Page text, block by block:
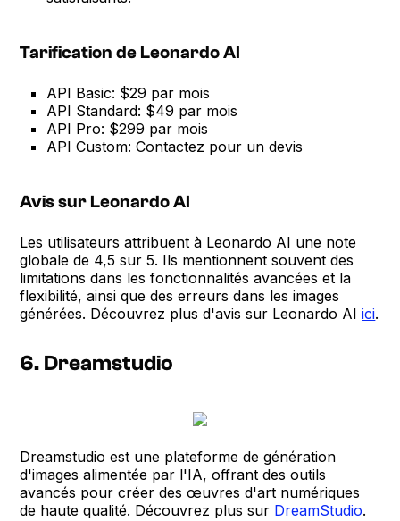
Tarification de Leonardo AI
API Basic: $29 par mois
API Standard: $49 par mois
API Pro: $299 par mois
API Custom: Contactez pour un devis
Avis sur Leonardo AI
Les utilisateurs attribuent à Leonardo AI une note
globale de 4,5 sur 5. Ils mentionnent souvent des
limitations dans les fonctionnalités avancées et la
flexibilité, ainsi que des erreurs dans les images
générées. Découvrez plus d'avis sur Leonardo AIici.
6. Dreamstudio
Dreamstudio est une plateforme de génération
d'images alimentée par l'IA, offrant des outils
avancés pour créer des œuvres d'art numériques
de haute qualité. Découvrez plus sur DreamStudio.